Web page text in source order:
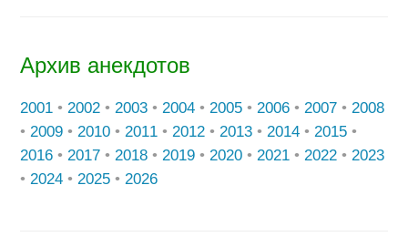
Архив анекдотов
2001 • 2002 • 2003 • 2004 • 2005 • 2006 • 2007 • 2008
• 2009 • 2010 • 2011 • 2012 • 2013 • 2014 • 2015 •
2016 • 2017 • 2018 • 2019 • 2020 • 2021 • 2022 • 2023
• 2024 • 2025 • 2026